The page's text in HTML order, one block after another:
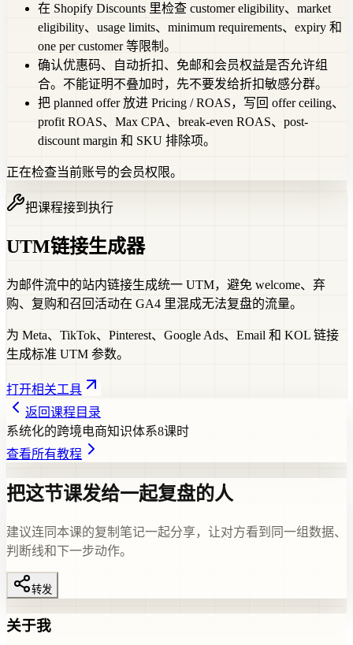
在 Shopify Discounts 里检查 customer eligibility、market
eligibility、usage limits、minimum requirements、expiry 和
one per customer 等限制。
确认优惠码、自动折扣、免邮和会员权益是否允许组
合。不能证明不叠加时，先不要发给折扣敏感分群。
把 planned offer 放进 Pricing / ROAS，写回 offer ceiling、
profit ROAS、Max CPA、break-even ROAS、post-
discount margin 和 SKU 排除项。
正在检查当前账号的会员权限。
把课程接到执行
UTM链接生成器
为邮件流中的站内链接生成统一 UTM，避免 welcome、弃
购、复购和召回活动在 GA4 里混成无法复盘的流量。
为 Meta、TikTok、Pinterest、Google Ads、Email 和 KOL 链接
生成标准 UTM 参数。
打开相关工具
返回课程目录
系统化的跨境电商知识体系8课时
查看所有教程
把这节课发给一起复盘的人
建议连同本课的复制笔记一起分享，让对方看到同一组数据、
判断线和下一步动作。
转发
关于我